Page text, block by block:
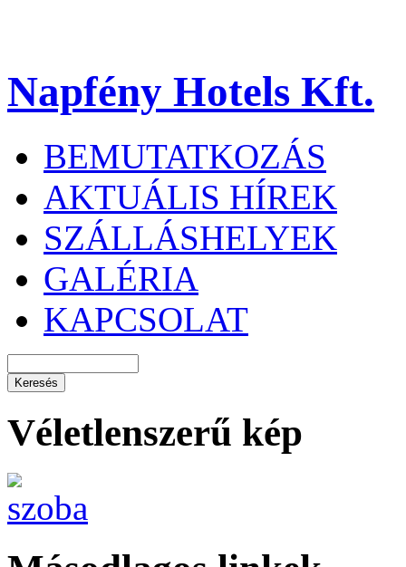
Napfény Hotels Kft.
BEMUTATKOZÁS
AKTUÁLIS HÍREK
SZÁLLÁSHELYEK
GALÉRIA
KAPCSOLAT
Véletlenszerű kép